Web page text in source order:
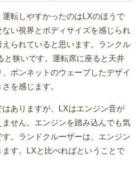
転しやすかったのはLXのほうで
い視界とボディサイズを感じられ
られていると思います。ランクル
と狭いです。運転席に座ると天井
ボンネットのウェーブしたデザイ
を感じます。
ありますが、LXはエンジン音が
せん。エンジンを踏み込んでも気
。ランドクルーザーは、エンジン
す。LXと比べればということで